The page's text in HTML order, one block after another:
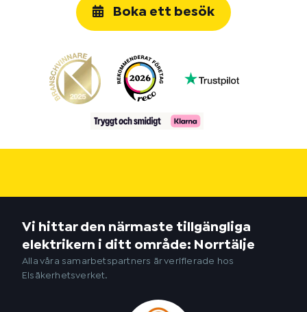
Boka ett besök
Vi hittar den närmaste tillgängliga
elektrikern i ditt område: Norrtälje
Alla våra samarbetspartners är verifierade hos
Elsäkerhetsverket.